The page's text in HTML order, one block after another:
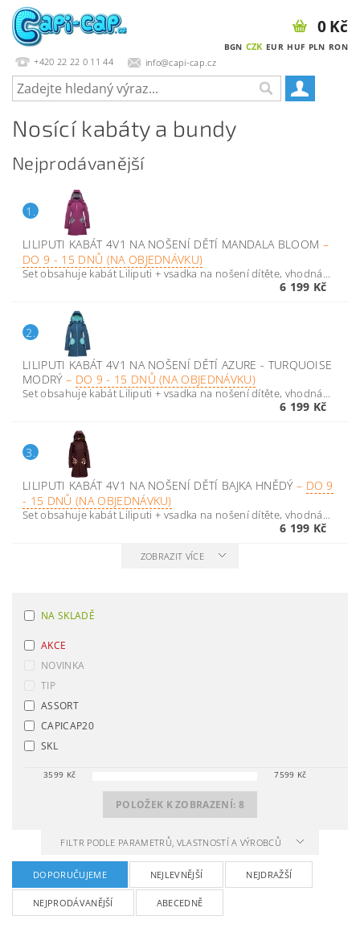
+420 22 22 0 11 44 info@capi-cap.cz
BGN CZK EUR HUF PLN RON
0 Kč
Nosící kabáty a bundy
Nejprodávanější
1.
LILIPUTI KABÁT 4V1 NA NOŠENÍ DĚTÍ MANDALA BLOOM –
DO 9 - 15 DNŮ (NA OBJEDNÁVKU)
Set obsahuje kabát Liliputi + vsadka na nošení dítěte, vhodná...
6 199 Kč
2.
LILIPUTI KABÁT 4V1 NA NOŠENÍ DĚTÍ AZURE - TURQUOISE
MODRÝ– DO 9 - 15 DNŮ (NA OBJEDNÁVKU)
Set obsahuje kabát Liliputi + vsadka na nošení dítěte, vhodná...
6 199 Kč
3.
LILIPUTI KABÁT 4V1 NA NOŠENÍ DĚTÍ BAJKA HNĚDÝ – DO 9
- 15 DNŮ (NA OBJEDNÁVKU)
Set obsahuje kabát Liliputi + vsadka na nošení dítěte, vhodná...
6 199 Kč
ZOBRAZIT VÍCE
NA SKLADĚ
AKCE
NOVINKA
TIP
ASSORT
CAPICAP20
SKL
3599 Kč 7599 Kč
POLOŽEK K ZOBRAZENÍ: 8
FILTR PODLE PARAMETRŮ, VLASTNOSTÍ A VÝROBCŮ
DOPORUČUJEME NEJLEVNĚJŠÍ NEJDRAŽŠÍ
NEJPRODÁVANĚJŠÍ ABECEDNĚ